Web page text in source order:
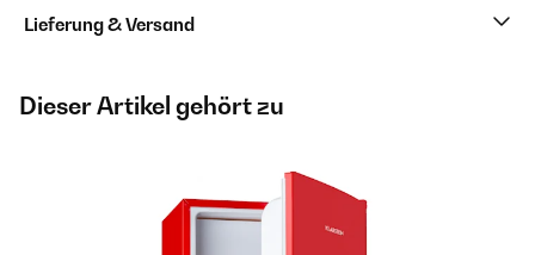
Lieferung & Versand
Dieser Artikel gehört zu